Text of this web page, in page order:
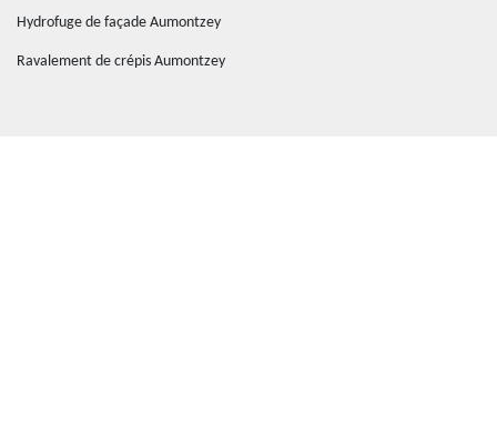
Hydrofuge de façade Aumontzey
Ravalement de crépis Aumontzey